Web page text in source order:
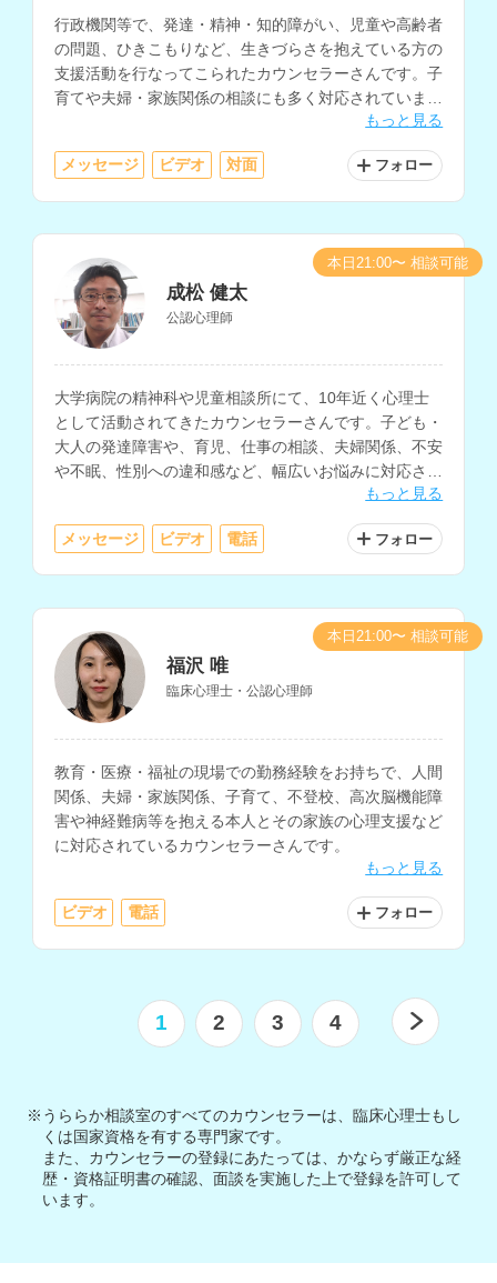
行政機関等で、発達・精神・知的障がい、児童や高齢者
の問題、ひきこもりなど、生きづらさを抱えている方の
支援活動を行なってこられたカウンセラーさんです。子
育てや夫婦・家族関係の相談にも多く対応されていま
もっと見る
メッセージ ビデオ 対面 フォロー
成松 健太
公認心理師
大学病院の精神科や児童相談所にて、10年近く心理士
として活動されてきたカウンセラーさんです。子ども・
大人の発達障害や、育児、仕事の相談、夫婦関係、不安
や不眠、性別への違和感など、幅広いお悩みに対応され
もっと見る
メッセージ ビデオ 電話 フォロー
本日21:00〜 相談可能
福沢 唯
臨床心理士・公認心理師
教育・医療・福祉の現場での勤務経験をお持ちで、人間
関係、夫婦・家族関係、子育て、不登校、高次脳機能障
害や神経難病等を抱える本人とその家族の心理支援など
に対応されているカウンセラーさんです。
もっと見る
ビデオ 電話 フォロー
本日21:00〜 相談可能
1 2 3 4
※うららか相談室のすべてのカウンセラーは、臨床心理士もし
くは国家資格を有する専門家です。
また、カウンセラーの登録にあたっては、かならず厳正な経
歴・資格証明書の確認、面談を実施した上で登録を許可して
います。